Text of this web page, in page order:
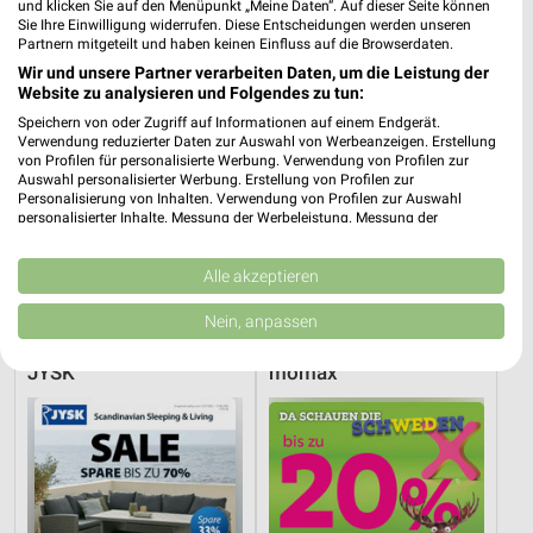
36,3 km
Schlafzimmer Spezial Gartenabverkauf
Gültig bis Sa. 15.08.
JYSK mömax
und klicken Sie auf den Menüpunkt „Meine Daten“. Auf dieser Seite können
Sie Ihre Einwilligung widerrufen. Diese Entscheidungen werden unseren
Partnern mitgeteilt und haben keinen Einfluss auf die Browserdaten.
Wir und unsere Partner verarbeiten Daten, um die Leistung der
Website zu analysieren und Folgendes zu tun:
Speichern von oder Zugriff auf Informationen auf einem Endgerät.
Verwendung reduzierter Daten zur Auswahl von Werbeanzeigen. Erstellung
von Profilen für personalisierte Werbung. Verwendung von Profilen zur
Auswahl personalisierter Werbung. Erstellung von Profilen zur
Personalisierung von Inhalten. Verwendung von Profilen zur Auswahl
personalisierter Inhalte. Messung der Werbeleistung. Messung der
Kombinationen von Daten aus verschiedenen Quellen. Entwicklung und
Verbesserung der Angebote. Verwendung reduzierter Daten zur Auswahl
von Inhalten.
Daten können außerhalb der Europäischen Union weitergegeben und in die
Website/App.
Partnerliste anzeigen (1 IAB-Anbieter)
Wir nutzen Ihre Daten für folgende Zwecke:
IAB-Verarbeitungszwecke:
Speichern von oder Zugriff auf Informationen
auf einem Endgerät
Alle akzeptieren
Nein, anpassen